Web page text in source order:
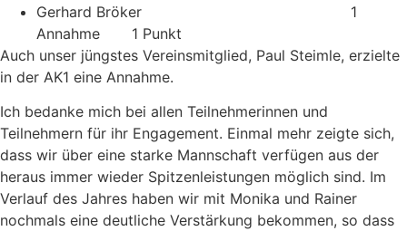
Gerhard Bröker 1
Annahme 1 Punkt
Auch unser jüngstes Vereinsmitglied, Paul Steimle, erzielte
in der AK1 eine Annahme.
Ich bedanke mich bei allen Teilnehmerinnen und
Teilnehmern für ihr Engagement. Einmal mehr zeigte sich,
dass wir über eine starke Mannschaft verfügen aus der
heraus immer wieder Spitzenleistungen möglich sind. Im
Verlauf des Jahres haben wir mit Monika und Rainer
nochmals eine deutliche Verstärkung bekommen, so dass